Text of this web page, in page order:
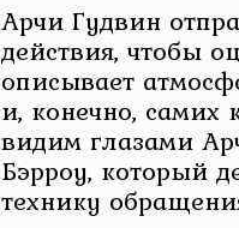
Арчи Гудвин
действия, чтобы
описывает
и, конечно, самих
видим глазами
Бэрроу, который
технику